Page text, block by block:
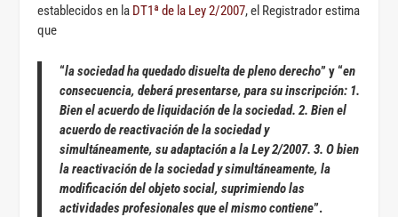
establecidos en la DT1ª de la Ley 2/2007, el Registrador estima
que
“la sociedad ha quedado disuelta de pleno derecho” y “en
consecuencia, deberá presentarse, para su inscripción: 1.
Bien el acuerdo de liquidación de la sociedad. 2. Bien el
acuerdo de reactivación de la sociedad y
simultáneamente, su adaptación a la Ley 2/2007. 3. O bien
la reactivación de la sociedad y simultáneamente, la
modificación del objeto social, suprimiendo las
actividades profesionales que el mismo contiene”.